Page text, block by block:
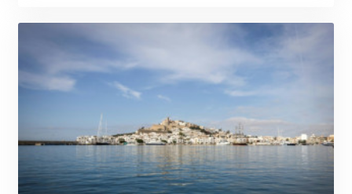
NAD 18.726567
1577.963717
NOK 10.99759
NPR 175.501819
NZD 1.966719
OMR 0.442445
PAB 1.152686